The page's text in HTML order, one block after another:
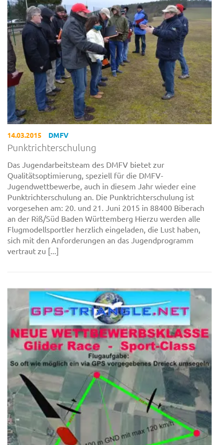
14.03.2015 DMFV
Punktrichterschulung
Das Jugendarbeitsteam des DMFV bietet zur
Qualitätsoptimierung, speziell für die DMFV-
Jugendwettbewerbe, auch in diesem Jahr wieder eine
Punktrichterschulung an. Die Punktrichterschulung ist
vorgesehen am: 20. und 21. Juni 2015 in 88400 Biberach
an der Riß/Süd Baden Württemberg Hierzu werden alle
Flugmodellsportler herzlich eingeladen, die Lust haben,
sich mit den Anforderungen an das Jugendprogramm
vertraut zu [...]